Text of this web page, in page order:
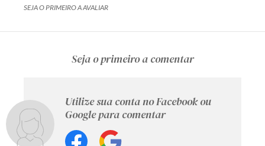
SEJA O PRIMEIRO A AVALIAR
Seja o primeiro a comentar
Utilize sua conta no Facebook ou
Google para comentar